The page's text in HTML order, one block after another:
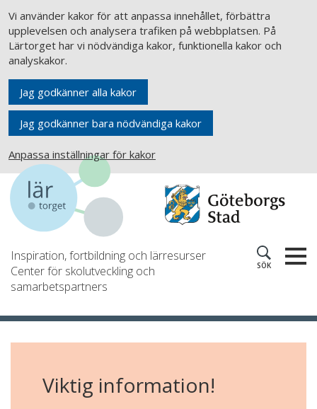
Vi använder kakor för att anpassa innehållet, förbättra
upplevelsen och analysera trafiken på webbplatsen. På
Lärtorget har vi nödvändiga kakor, funktionella kakor och
analyskakor.
Jag godkänner alla kakor
Jag godkänner bara nödvändiga kakor
Anpassa inställningar för kakor
Inspiration, fortbildning och lärresurser
Center för skolutveckling och
samarbetspartners
SÖK
Viktig information!